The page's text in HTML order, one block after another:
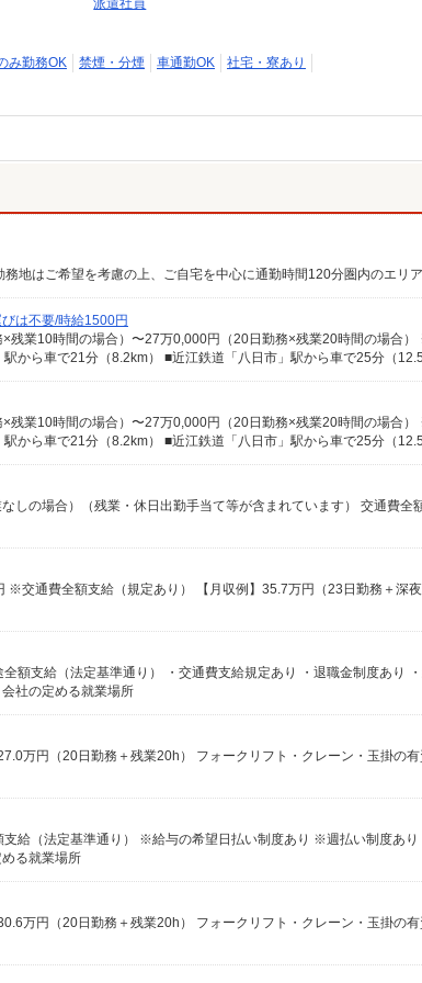
派遣社員
み勤務OK 禁煙・分煙 車通勤OK
社宅・寮あり
は不要/時給1500円
の場合）（残業・休日出勤手当て等が含まれています） 交通費全
社の定める就業場所
る就業場所